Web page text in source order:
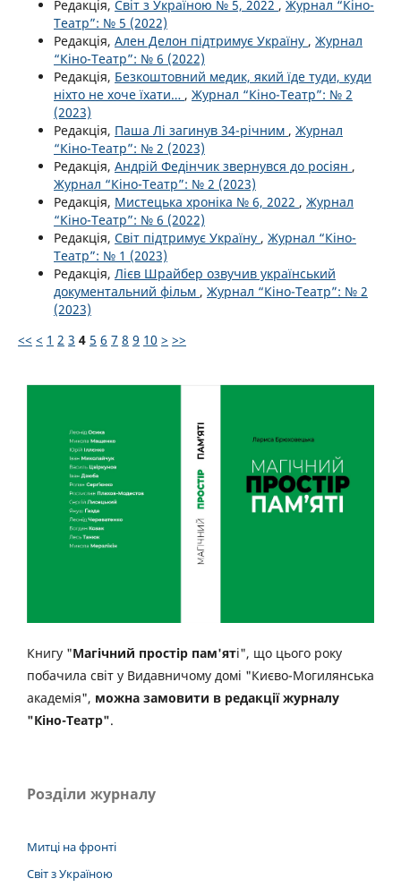
Редакція, Світ з Україною № 5, 2022 , Журнал “Кіно-
Театр”: № 5 (2022)
Редакція, Ален Делон підтримує Україну , Журнал
“Кіно-Театр”: № 6 (2022)
Редакція, Безкоштовний медик, який їде туди, куди
ніхто не хоче їхати… , Журнал “Кіно-Театр”: № 2
(2023)
Редакція, Паша Лі загинув 34-річним , Журнал
“Кіно-Театр”: № 2 (2023)
Редакція, Андрій Федінчик звернувся до росіян ,
Журнал “Кіно-Театр”: № 2 (2023)
Редакція, Мистецька хроніка № 6, 2022 , Журнал
“Кіно-Театр”: № 6 (2022)
Редакція, Світ підтримує Україну , Журнал “Кіно-
Театр”: № 1 (2023)
Редакція, Лієв Шрайбер озвучив український
документальний фільм , Журнал “Кіно-Театр”: № 2
(2023)
<< < 1 2 3 4 5 6 7 8 9 10 > >>
Книгу "Магічний простір пам'яті", що цього року
побачила світ у Видавничому домі "Києво-Могилянська
академія", можна замовити в редакції журналу
"Кіно-Театр".
Розділи журналу
Митці на фронті
Світ з Україною